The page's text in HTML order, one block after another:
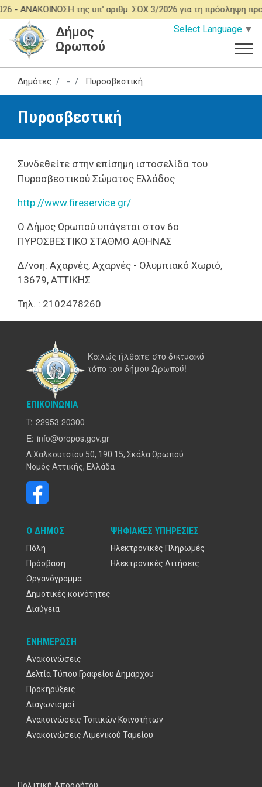
Παράκαμψη
προς
περιεχόμενο
-ΑΝΑΚΟΙΝΩΣΗ της υπ' αριθμ. ΣΟΧ 3/2026 για τη πρόσληψη
Select Language ▼
Δήμος
Ωρωπού
Δημότες - Πυροσβεστική
Πυροσβεστική
Συνδεθείτε στην επίσημη ιστοσελίδα του
Πυροσβεστικού Σώματος Ελλάδος
http://www.fireservice.gr/
Ο Δήμος Ωρωπού υπάγεται στον 6ο
ΠΥΡΟΣΒΕΣΤΙΚΟ ΣΤΑΘΜΟ ΑΘΗΝΑΣ
Δ/νση: Αχαρνές, Αχαρνές - Ολυμπιακό Χωριό,
13679, ΑΤΤΙΚΗΣ
Τηλ. : 2102478260
Καλώς ήλθατε στο δικτυακό
τόπο του δήμου Ωρωπού!
ΕΠΙΚΟΙΝΩΝΊΑ
T: 22953 20300
E: info@oropos.gov.gr
Λ.Χαλκουτσίου 50, 190 15, Σκάλα Ωρωπού
Νομός Αττικής, Ελλάδα
Ο ΔΉΜΟΣ
Πόλη
Πρόσβαση
Οργανόγραμμα
Δημοτικές κοινότητες
Διαύγεια
ΨΗΦΙΑΚΈΣ ΥΠΗΡΕΣΊΕΣ
Ηλεκτρονικές Πληρωμές
Ηλεκτρονικές Αιτήσεις
ΕΝΗΜΈΡΩΣΗ
Ανακοινώσεις
Δελτία Τύπου Γραφείου Δημάρχου
Προκηρύξεις
Διαγωνισμοί
Ανακοινώσεις Τοπικών Κοινοτήτων
Ανακοινώσεις Λιμενικού Ταμείου